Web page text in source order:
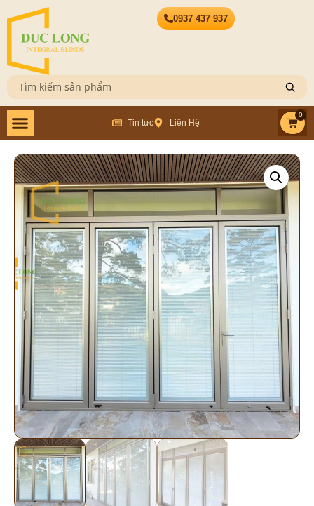
0937 437 937
Tin tức Liên Hệ
0